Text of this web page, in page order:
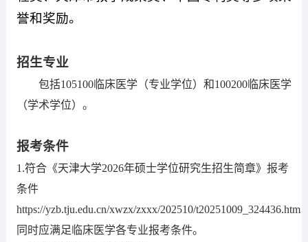
誉和奖励。
招生专业
包括105100临床医学（专业学位）和100200临床医学
（学术学位）。
报考条件
1 .符合《天津大学2026年硕士学位研究生招生简章》报考
条件
https://yzb.tju.edu.cn/xwzx/zxxx/202510/t20251009_324436.htm
同时应满足临床医学各专业报考条件。